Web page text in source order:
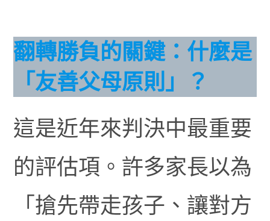
翻轉勝負的關鍵：什麼是
「友善父母原則」？
這是近年來判決中最重要
的評估項。許多家長以為
「搶先帶走孩子、讓對方